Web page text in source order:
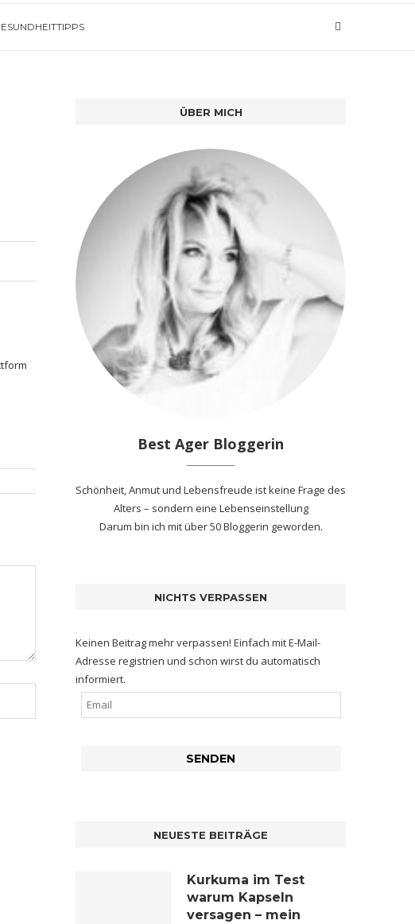
ÜBER MICH
Best Ager Bloggerin
Schönheit, Anmut und Lebensfreude ist keine Frage des
Alters – sondern eine Lebenseinstellung
Darum bin ich mitüber 50 Bloggerin geworden.
NICHTS VERPASSEN
Keinen Beitrag mehr verpassen! Einfach mit E-Mail-
Adresse registrien und schon wirst du automatisch
informiert.
NEUESTE BEITRÄGE
Kurkuma im Test
warum Kapseln
versagen – mein